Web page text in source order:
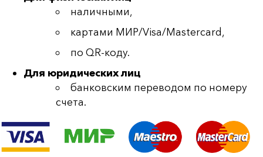
наличными,
картами МИР/Visa/Mastercard,
по QR-коду.
Для юридических лиц
банковским переводом по номеру
счета.